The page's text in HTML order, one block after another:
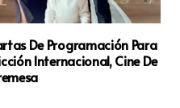
De Programación Para
Internacional, Cine De